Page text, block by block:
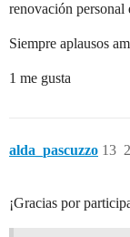
renovación personal
Siempre aplausos
1 me gusta
alda_pascuzzo 13
¡Gracias por